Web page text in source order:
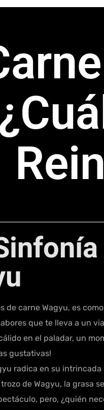
de carne Wagyu, es
que te lleva a un
en el paladar, un
gustativas!
radica en su
de Wagyu, la grasa
pero, ¿quién